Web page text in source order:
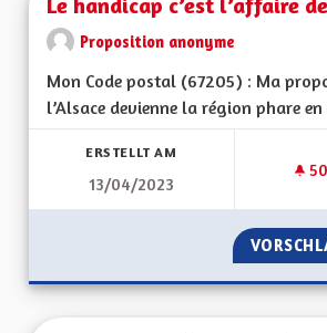
Proposition anonyme
Mon Code postal (67205) : Ma
l’Alsace devienne la région phare en
ERSTELLT AM
13/04/2023
50